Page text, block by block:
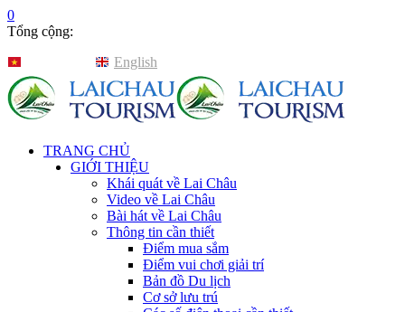
0
Tổng cộng:
English
TRANG CHỦ
GIỚI THIỆU
Khái quát về Lai Châu
Video về Lai Châu
Bài hát về Lai Châu
Thông tin cần thiết
Điểm mua sắm
Điểm vui chơi giải trí
Bản đồ Du lịch
Cơ sở lưu trú